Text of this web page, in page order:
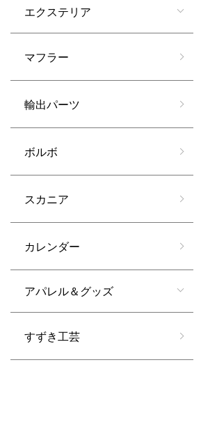
エクステリア
マフラー
輸出パーツ
ボルボ
スカニア
カレンダー
アパレル＆グッズ
すずき工芸